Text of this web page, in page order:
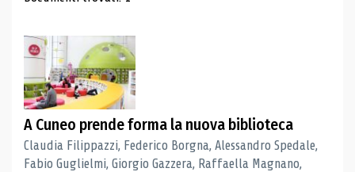
A Cuneo prende forma la nuova biblioteca
Claudia Filippazzi, Federico Borgna, Alessandro Spedale,
Fabio Guglielmi, Giorgio Gazzera, Raffaella Magnano,